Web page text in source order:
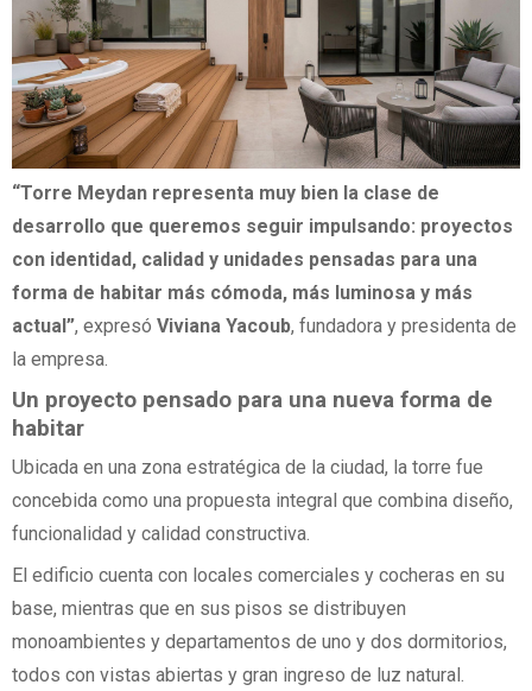
“Torre Meydan representa muy bien la clase de
desarrollo que queremos seguir impulsando: proyectos
con identidad, calidad y unidades pensadas para una
forma de habitar más cómoda, más luminosa y más
actual”, expresó Viviana Yacoub, fundadora y presidenta de
la empresa.
Un proyecto pensado para una nueva forma de
habitar
Ubicada en una zona estratégica de la ciudad, la torre fue
concebida como una propuesta integral que combina diseño,
funcionalidad y calidad constructiva.
El edificio cuenta con locales comerciales y cocheras en su
base, mientras que en sus pisos se distribuyen
monoambientes y departamentos de uno y dos dormitorios,
todos con vistas abiertas y gran ingreso de luz natural.